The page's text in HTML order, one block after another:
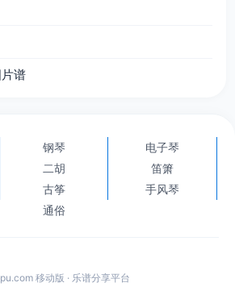
谱
钢琴
电子琴
二胡
笛箫
古筝
手风琴
通俗
移动版 · 乐谱分享平台